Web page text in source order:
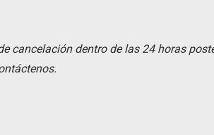
cancelación dentro de las 24 horas